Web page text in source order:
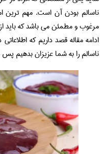
ناسالم بودن آن است. مهم
مرغوب و مطمئن می باشد که باید
ادامه مقاله قصد داریم که
ناسالم را به شما عزیزان بدهیم پس